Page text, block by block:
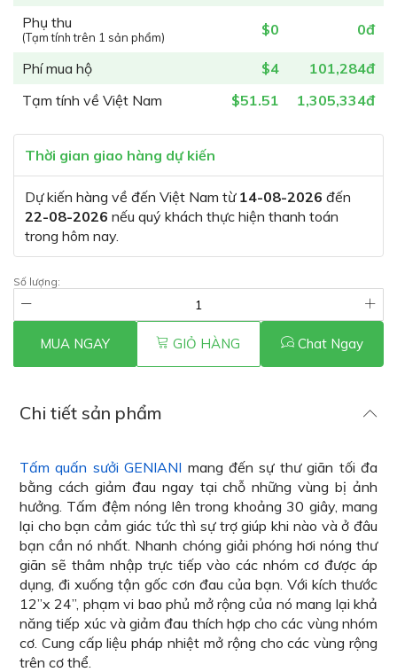
Phụ thu
(Tạm tính trên 1 sản phẩm) $0 0đ
Phí mua hộ $4
101,284đ
Tạm tính về Việt Nam
$51.51 1,305,334đ
Thời gian giao hàng dự kiến
Dự kiến hàng về đến Việt Nam từ 14-08-2026 đến
22-08-2026 nếu quý khách thực hiện thanh toán
trong hôm nay.
Số lượng:
MUA NGAY GIỎ HÀNG Chat Ngay
Chi tiết sản phẩm
Tấm quấn sưởi GENIANI mang đến sự thư giãn tối đa
bằng cách giảm đau ngay tại chỗ những vùng bị ảnh
hưởng. Tấm đệm nóng lên trong khoảng 30 giây, mang
lại cho bạn cảm giác tức thì sự trợ giúp khi nào và ở đâu
bạn cần nó nhất. Nhanh chóng giải phóng hơi nóng thư
giãn sẽ thâm nhập trực tiếp vào các nhóm cơ được áp
dụng, đi xuống tận gốc cơn đau của bạn. Với kích thước
12”x 24”, phạm vi bao phủ mở rộng của nó mang lại khả
năng tiếp xúc và giảm đau thích hợp cho các vùng nhóm
cơ. Cung cấp liệu pháp nhiệt mở rộng cho các vùng rộng
trên cơ thể.